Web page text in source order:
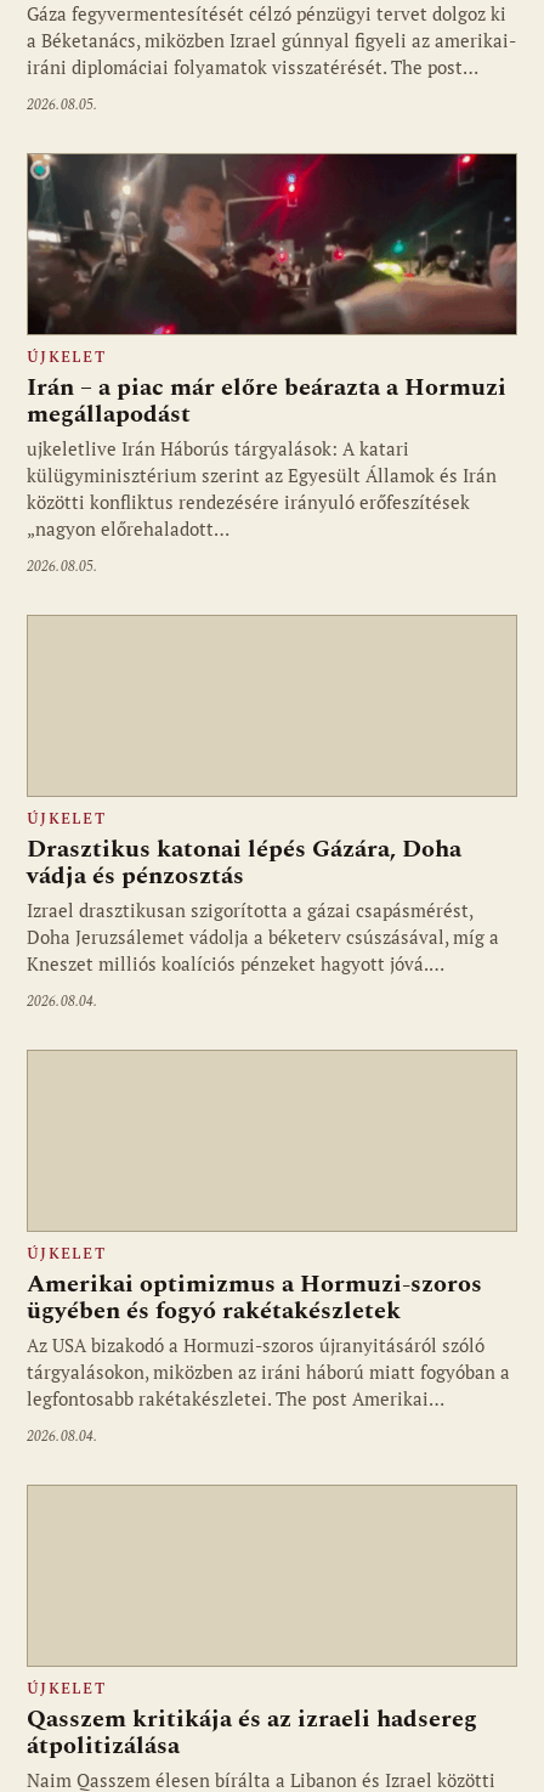
Gáza fegyvermentesítését célzó pénzügyi tervet dolgoz ki
a Béketanács, miközben Izrael gúnnyal figyeli az amerikai-
iráni diplomáciai folyamatok visszatérését. The post…
2026.08.05.
Fotó: ujkelet.live
ÚJKELET
Irán – a piac már előre beárazta a Hormuzi
megállapodást
ujkeletlive Irán Háborús tárgyalások: A katari
külügyminisztérium szerint az Egyesült Államok és Irán
közötti konfliktus rendezésére irányuló erőfeszítések
„nagyon előrehaladott…
2026.08.05.
ÚJKELET
Drasztikus katonai lépés Gázára, Doha
vádja és pénzosztás
Izrael drasztikusan szigorította a gázai csapásmérést,
Doha Jeruzsálemet vádolja a béketerv csúszásával, míg a
Kneszet milliós koalíciós pénzeket hagyott jóvá.…
2026.08.04.
ÚJKELET
Amerikai optimizmus a Hormuzi-szoros
ügyében és fogyó rakétakészletek
Az USA bizakodó a Hormuzi-szoros újranyitásáról szóló
tárgyalásokon, miközben az iráni háború miatt fogyóban a
legfontosabb rakétakészletei. The post Amerikai…
2026.08.04.
ÚJKELET
Qasszem kritikája és az izraeli hadsereg
átpolitizálása
Naim Qasszem élesen bírálta a Libanon és Izrael közötti